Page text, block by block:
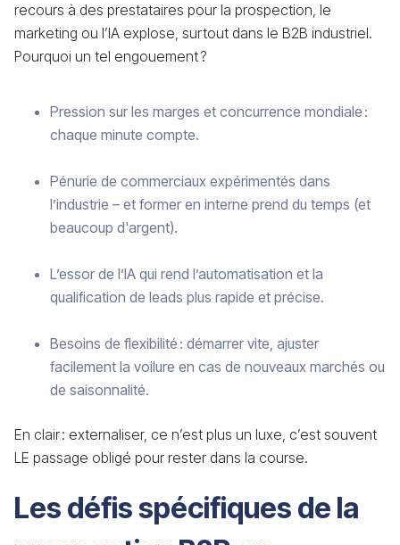
recours à des prestataires pour la prospection, le
marketing ou l’IA explose, surtout dans le B2B industriel.
Pourquoi un tel engouement ?
Pression sur les marges et concurrence mondiale :
chaque minute compte.
Pénurie de commerciaux expérimentés dans
l’industrie – et former en interne prend du temps (et
beaucoup d'argent).
L’essor de l’IA qui rend l’automatisation et la
qualification de leads plus rapide et précise.
Besoins de flexibilité : démarrer vite, ajuster
facilement la voilure en cas de nouveaux marchés ou
de saisonnalité.
En clair : externaliser, ce n’est plus un luxe, c’est souvent
LE passage obligé pour rester dans la course.
Les défis spécifiques de la